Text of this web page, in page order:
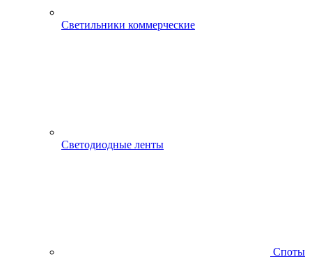
Светильники коммерческие
Светодиодные ленты
Споты